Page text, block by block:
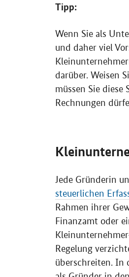
Tipp:
Wenn Sie als
und daher viel
darüber. Weisen
müssen Sie diese
Rechnungen
Jede Gründerin
steuerlichen
Rahmen ihrer
Finanzamt oder
Regelung
überschreiten. In